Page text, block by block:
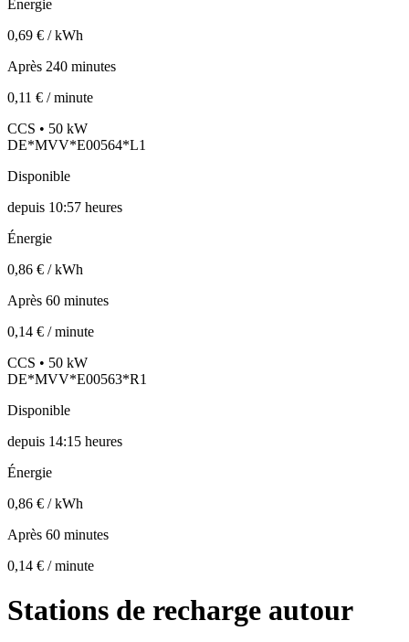
Énergie
0,69 € / kWh
Après 240 minutes
0,11 € / minute
CCS • 50 kW
DE*MVV*E00564*L1
Disponible
depuis 10:57 heures
Énergie
0,86 € / kWh
Après 60 minutes
0,14 € / minute
CCS • 50 kW
DE*MVV*E00563*R1
Disponible
depuis 14:15 heures
Énergie
0,86 € / kWh
Après 60 minutes
0,14 € / minute
Stations de recharge autour